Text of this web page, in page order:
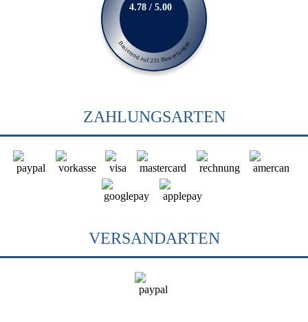
Basierend auf 231 Bewertungen
4.78 / 5.00
ZAHLUNGSARTEN
VERSANDARTEN